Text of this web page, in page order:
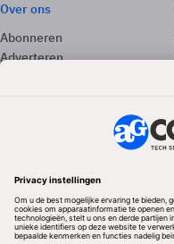
Over ons
Abonneren
Adverteren
Volg ons